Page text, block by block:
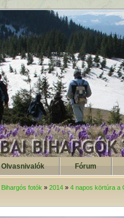
Olvasnivalók Fórum
Bihargós fotók » 2014 » 4 napos körtúra a